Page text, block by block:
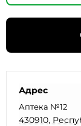
Адрес
Аптека №12
430910,